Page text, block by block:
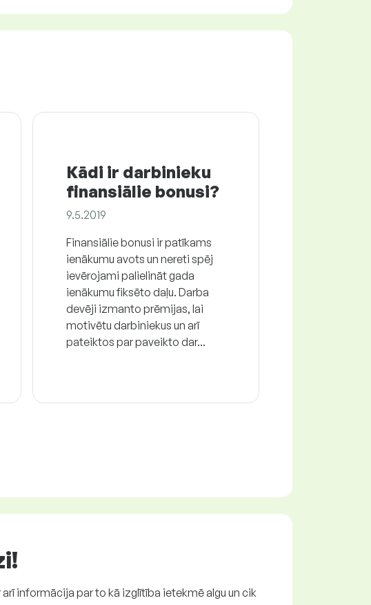
Kādi ir darbinieku
finansiālie bonusi?
9.5.2019
Finansiālie bonusi ir patīkams
ienākumu avots un nereti spēj
ievērojami palielināt gada
ienākumu fiksēto daļu. Darba
devēji izmanto prēmijas, lai
motivētu darbiniekus un arī
pateiktos par paveikto dar...
informācija par to kā izglītība ietekmē algu un cik